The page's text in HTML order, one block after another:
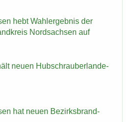
hebt Wahl­er­geb­nis der
Nord­sach­sen auf
neuen Hub­schrau­ber­lan­de­
hat neuen Be­zirks­brand­